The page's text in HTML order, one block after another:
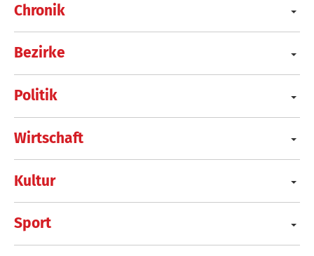
Chronik
Bezirke
Politik
Wirtschaft
Kultur
Sport